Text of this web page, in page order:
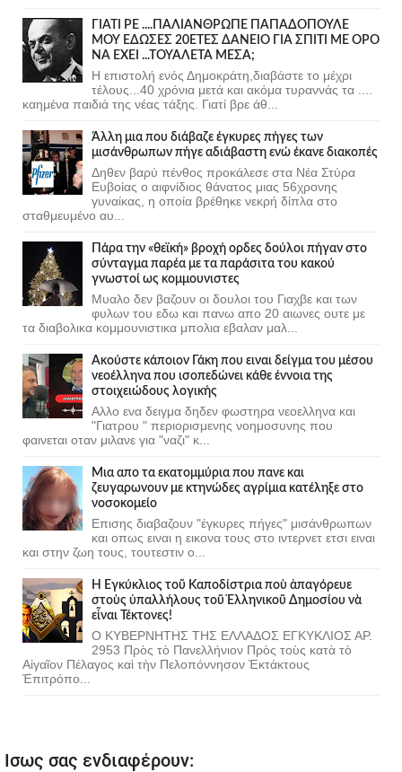
ΓΙΑΤΙ ΡΕ ....ΠΑΛΙΑΝΘΡΩΠΕ ΠΑΠΑΔΟΠΟΥΛΕ
ΜΟΥ ΕΔΩΣΕΣ 20ΕΤΕΣ ΔΑΝΕΙΟ ΓΙΑ ΣΠΙΤΙ ΜΕ ΟΡΟ
ΝΑ ΕΧΕΙ ...ΤΟΥΑΛΕΤΑ ΜΕΣΑ;
Η επιστολή ενός Δημοκράτη,διαβάστε το μέχρι
τέλους...40 χρόνια μετά και ακόμα τυραννάς τα ....
καημένα παιδιά της νέας τάξης. Γιατί βρε άθ...
Άλλη μια που διάβαζε έγκυρες πήγες των
μισάνθρωπων πήγε αδιάβαστη ενώ έκανε διακοπές
Δηθεν βαρύ πένθος προκάλεσε στα Νέα Στύρα
Ευβοίας ο αιφνίδιος θάνατος μιας 56χρονης
γυναίκας, η οποία βρέθηκε νεκρή δίπλα στο
σταθμευμένο αυ...
Πάρα την «θεϊκή» βροχή ορδες δούλοι πήγαν στο
σύνταγμα παρέα με τα παράσιτα του κακού
γνωστοί ως κομμουνιστες
Μυαλο δεν βαζουν οι δουλοι του Γιαχβε και των
φυλων του εδω και πανω απο 20 αιωνες ουτε με
τα διαβολικα κομμουνιστικα μπολια εβαλαν μαλ...
Ακούστε κάποιον Γάκη που ειναι δείγμα του μέσου
νεοέλληνα που ισοπεδώνει κάθε έννοια της
στοιχειώδους λογικής
Αλλο ενα δειγμα δηδεν φωστηρα νεοελληνα και
"Γιατρου " περιορισμενης νοημοσυνης που
φαινεται οταν μιλανε για "ναζι" κ...
Μια απο τα εκατομμύρια που πανε και
ζευγαρωνουν με κτηνώδες αγρίμια κατέληξε στο
νοσοκομείο
Επισης διαβαζουν "έγκυρες πήγες" μισάνθρωπων
και οπως ειναι η εικονα τους στο ιντερνετ ετσι ειναι
και στην ζωη τους, τουτεστιν ο...
Ἡ Ἐγκύκλιος τοῦ Καποδίστρια ποὺ ἀπαγόρευε
στοὺς ὑπαλλήλους τοῦ Ἑλληνικοῦ Δημοσίου νὰ
εἶναι Τέκτονες!
Ο ΚΥΒΕΡΝΗΤΗΣ ΤΗΣ ΕΛΛΑΔΟΣ ΕΓΚΥΚΛΙΟΣ ΑΡ.
2953 Πρὸς τὸ Πανελλήνιον Πρὸς τοὺς κατὰ τὸ
Αἰγαῖον Πέλαγος καὶ τὴν Πελοπόννησον Ἐκτάκτους
Ἐπιτρόπο...